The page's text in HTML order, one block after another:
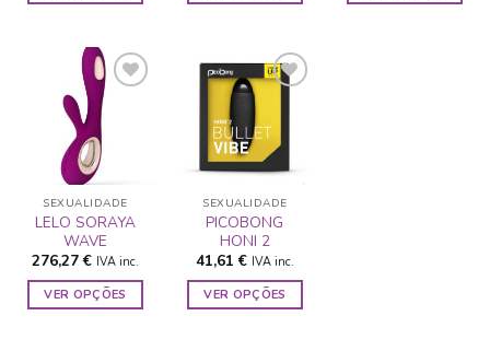
has
multiple
variants.
The
options
may
be
chosen
on
the
product
page
has
multiple
variants.
The
options
may
be
chosen
on
the
product
page
ADICIONAR
A LISTA DE
DESEJOS
SEXUALIDADE
LELO SORAYA
WAVE
276,27€ IVA inc.
VER OPÇÕES
ADICIONAR
A LISTA DE
SEXUALIDADE
PICOBONG
HONI 2
41,61€ IVA inc.
VER OPÇÕES